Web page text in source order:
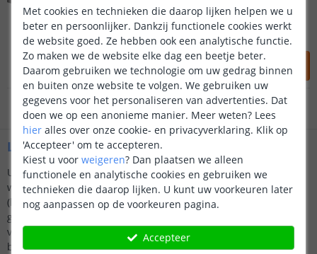
OP VOORRAAD
44,95
opbouwprofiel 49 x 13 mm
aluminium up-down profiel
Eenvoudige montage
Klantbeoordeling 9.1
Voor 23:45 uur besteld,morgen in huis
2 jaar garantie
Gratisverzending vanaf € 20,-
Klantbeoordeling 9.1
Voor 23:45 uur besteld,morgen in huis
Led vloerprofiel toepassingen
Uiteraard zijn onze ledstrip vloer profielen krasbestendig,
waardoor u er zonder problemen overheen kan lopen met een
(hak)schoen. De vlakke vloer led inbouwprofielen kunnen
gebruikt worden als overgangsprofiel tussen twee soorten
vloeren en een led opbouw profiel met gebolde vorm kan
bijvoorbeeld gebruikt worden in plaats van de gebruikelijke
Met cookies en technieken die daarop lijken helpen we u
beter en persoonlijker. Dankzij functionele cookies werkt
de website goed. Ze hebben ook een analytische functie.
Zo maken we de website elke dag een beetje beter.
Daarom gebruiken we technologie om uw gedrag binnen
en buiten onze website te volgen. We gebruiken uw
gegevens voor het personaliseren van advertenties. Dat
doen we op een anonieme manier. Meer weten? Lees
hier alles over onze cookie- en privacyverklaring. Klik op
'Accepteer' om te accepteren.
Kiest u voor weigeren? Dan plaatsen we alleen
functionele en analytische cookies en gebruiken we
technieken die daarop lijken. U kunt uw voorkeuren later
nog aanpassen op de voorkeuren pagina.
Accepteer